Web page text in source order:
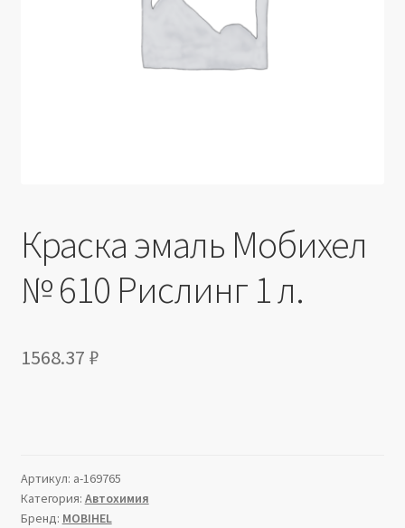
Краска эмаль Мобихел
№ 610 Рислинг 1 л.
1568.37 ₽
Артикул: a-169765
Категория: Автохимия
Бренд: MOBIHEL